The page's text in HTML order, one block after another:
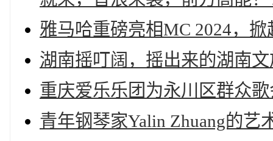
雅马哈重磅亮相MC 2024，
湖南摇叮阔，摇出来的湖南
重庆爱乐乐团为永川区群众
青年钢琴家Yalin Zhuang的艺